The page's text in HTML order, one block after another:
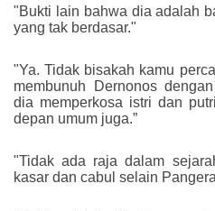
"Bukti lain bahwa dia adalah
yang tak berdasar."
"Ya. Tidak bisakah kamu
membunuh Dernonos
dia memperkosa istri dan
depan umum juga.”
"Tidak ada raja dalam
kasar dan cabul selain